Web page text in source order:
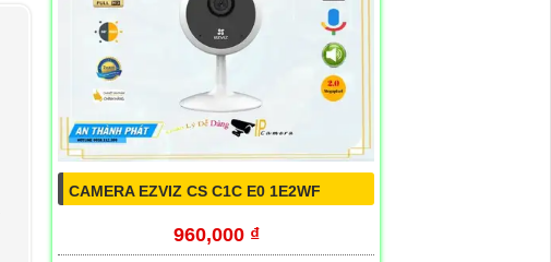
CAMERA EZVIZ CS C1C E0 1E2WF
960,000 ₫